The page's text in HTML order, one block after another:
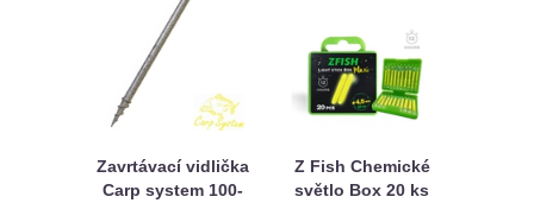
Zavrtávací vidlička
Carp system 100-
Z Fish Chemické
světlo Box 20 ks